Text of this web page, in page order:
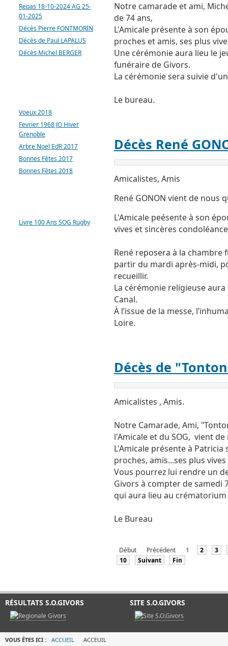
Notre camarade et ami,
de 74 ans,
L'Amicale présente à son
proches et amis, ses plus
Une cérémonie aura lieu le
funéraire de Givors.
La cérémonie sera suivie
Le bureau.
Décès René
Amicalistes, Amis
René GONON vient de nous
L'Amicale peésente à son
vives et sincères
René reposera à la chambre
partir du mardi après-midi,
recueillir.
La cérémonie religieuse aura
Canal.
À l’issue de la messe,
Loire.
Décès de
Amicalistes , Amis.
Notre Camarade, Ami,
l'Amicale et du SOG, vient
L'Amicale présente à
proches, amis...ses plus
Vous pourrez lui rendre un
Givors à compter de samedi
qui aura lieu au crématorium
Le Bureau
Début Précédent 1 2
3
10
Suivant Fin
Repas 18-10-2024 AG 25-
01-2025
Décès Pierre FONTMORIN
Décès de Paul LAPALUS
Décès Michel BERGER
Voeux 2018
Fevrier 1968 JO Hiver
Grenoble
Arbre Noel EdR 2017
Bonnes Fêtes 2017
Bonnes Fêtes 2018
Livre 100 Ans SOG Rugby
RÉSULTATS S.O.GIVORS SITE S.O.GIVORS
VOUS ÊTES ICI : ACCUEIL ACCEUIL